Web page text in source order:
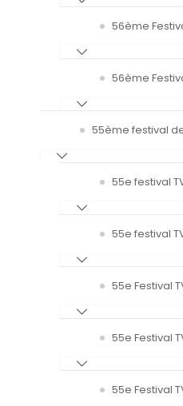
56ème
56ème
55ème festival
55e festival
55e festival
55e Festival
55e Festival
55e Festival